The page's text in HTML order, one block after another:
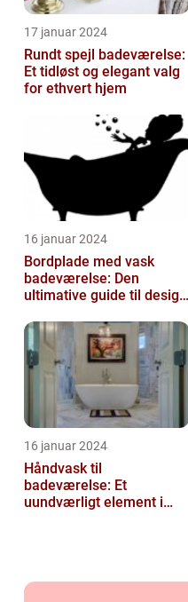
17 januar 2024
Rundt spejl badeværelse:
Et tidløst og elegant valg
for ethvert hjem
16 januar 2024
Bordplade med vask
badeværelse: Den
ultimative guide til design
16 januar 2024
Håndvask til
badeværelse: Et
uundværligt element i